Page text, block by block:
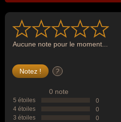
Aucune note pour le moment...
?
0 note
5 étoiles
0
4 étoiles
0
3 étoiles
0